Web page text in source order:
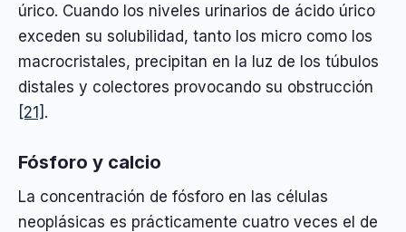
úrico. Cuando los niveles urinarios de ácido úrico
exceden su solubilidad, tanto los micro como los
macrocristales, precipitan en la luz de los túbulos
distales y colectores provocando su obstrucción
[21] .
Fósforo y calcio
La concentración de fósforo en las células
neoplásicas es prácticamente cuatro veces el de